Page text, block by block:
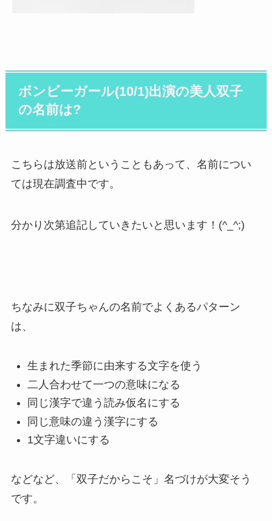
ボンビーガール(10/1)出演の美人双子
の名前は?
こちらは放送前ということもあって、名前につい
ては現在調査中です。
分かり次第追記していきたいと思います！(^_^;)
ちなみに双子ちゃんの名前でよくあるパターン
は、
生まれた季節に由来する文字を使う
二人合わせて一つの意味になる
同じ漢字で違う読み仮名にする
同じ意味の違う漢字にする
1文字違いにする
などなど、「 双子だからこそ」 名づけが大変そう
です。